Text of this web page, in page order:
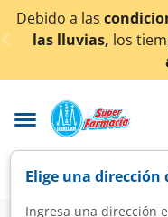
< div class="carousel-
a lascondiciones
lluvias,los tiempos
Elige una dirección
Ingresa una dirección